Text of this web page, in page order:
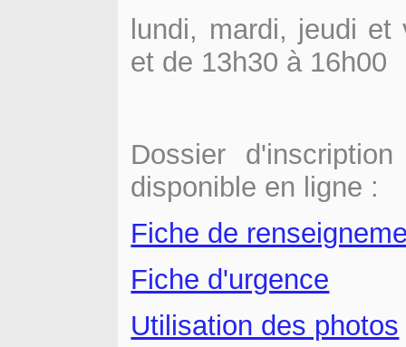
lundi, mardi, jeudi
et de 13h30 à 16h00
Dossier
disponible en ligne :
Fiche de
Fiche d'urgence
Utilisation des photos